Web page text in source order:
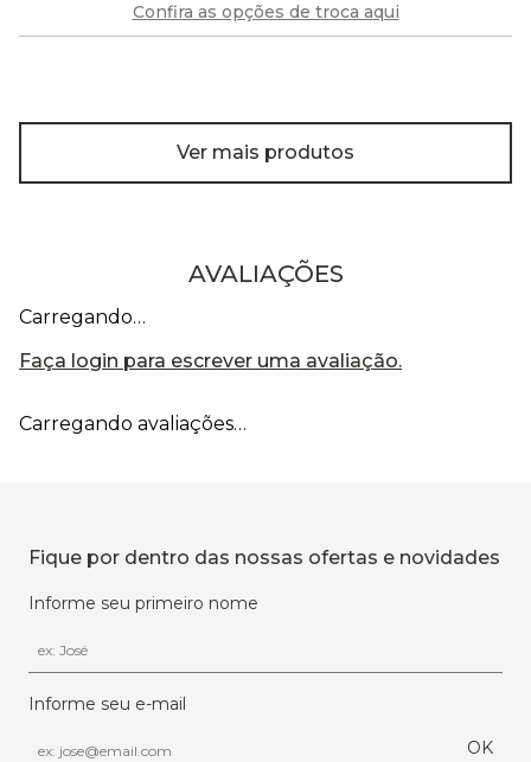
Confira as opções de troca aqui
Ver mais produtos
AVALIAÇÕES
Carregando…
Faça login para escrever uma avaliação.
Carregando avaliações…
Fique por dentro das nossas ofertas e novidades
Informe seu primeiro nome
Informe seu e-mail
OK